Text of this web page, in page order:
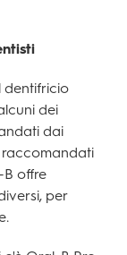
dentifricio
dei
dai
B offre
per